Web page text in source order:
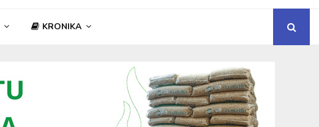
KRONIKA